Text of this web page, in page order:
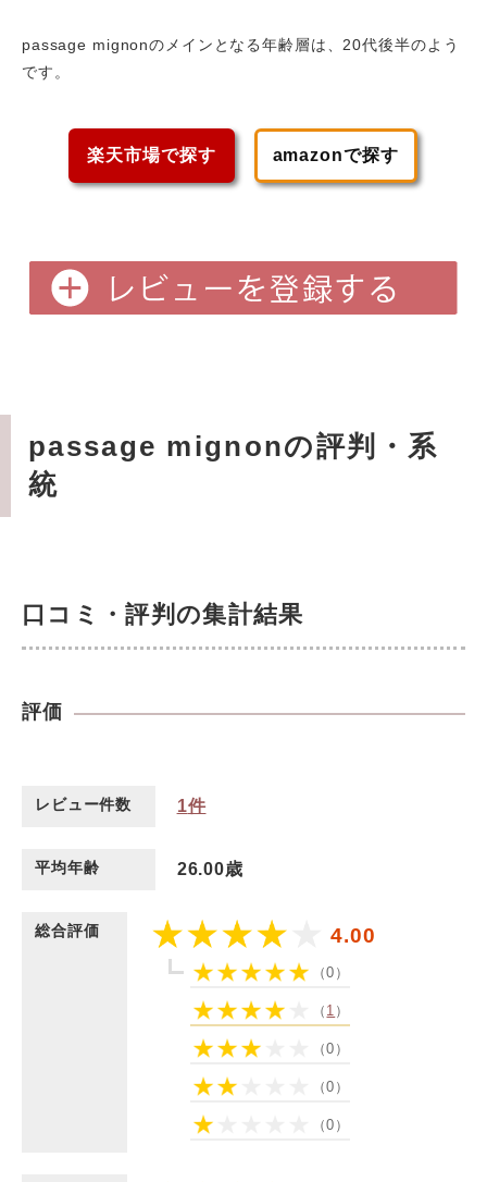
passage mignonのメインとなる年齢層は、20代後半のよう
です。
楽天市場で探す amazonで探す
passage mignonの評判・系
統
口コミ・評判の集計結果
評価
レビュー件数 1件
平均年齢 26.00歳
総合評価 4.00
（0）
（ 1 ）
（0）
（0）
（0）